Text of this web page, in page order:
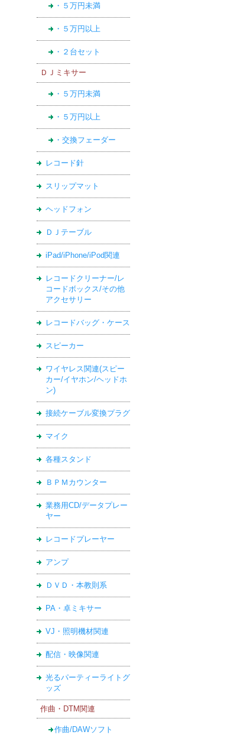
・５万円未満
・５万円以上
・２台セット
ＤＪミキサー
・５万円未満
・５万円以上
・交換フェーダー
レコード針
スリップマット
ヘッドフォン
ＤＪテーブル
iPad/iPhone/iPod関連
レコードクリーナー/レ
コードボックス/その他
アクセサリー
レコードバッグ・ケース
スピーカー
ワイヤレス関連(スピー
カー/イヤホン/ヘッドホ
ン)
接続ケーブル変換プラグ
マイク
各種スタンド
ＢＰＭカウンター
業務用CD/データプレー
ヤー
レコードプレーヤー
アンプ
ＤＶＤ・本教則系
PA・卓ミキサー
VJ・照明機材関連
配信・映像関連
光るパーティーライトグ
ッズ
作曲・DTM関連
作曲/DAWソフト